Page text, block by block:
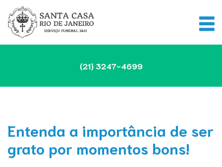
(21)3247-4699
Entenda a importância de ser
grato por momentos bons!